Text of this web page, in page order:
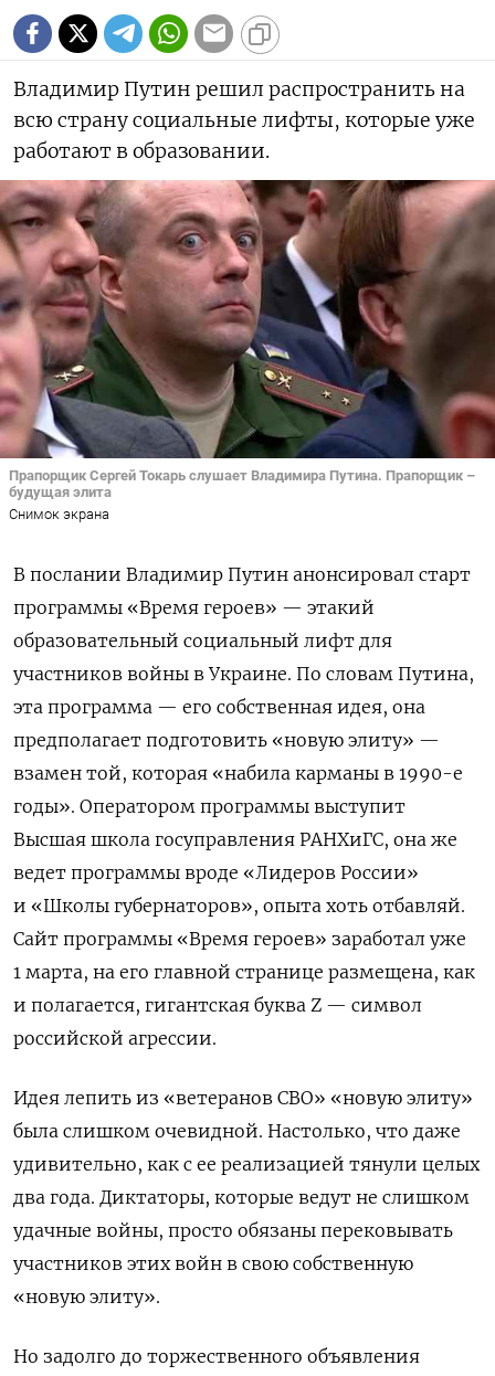
Владимир Путин решил распространить на
всю страну социальные лифты, которые уже
работают в образовании.
Прапорщик Сергей Токарь слушает Владимира Путина. Прапорщик –
будущая элита
Снимок экрана
В послании Владимир Путин анонсировал старт
программы «Время героев» — этакий
образовательный социальный лифт для
участников войны в Украине. По словам Путина,
эта программа — его собственная идея, она
предполагает подготовить «новую элиту» —
взамен той, которая «набила карманы в 1990-е
годы». Оператором программы выступит
Высшая школа госуправления РАНХиГС, она же
ведет программы вроде «Лидеров России»
и «Школы губернаторов», опыта хоть отбавляй.
Сайт программы «Время героев» заработал уже
1 марта, на его главной странице размещена, как
и полагается, гигантская буква Z — символ
российской агрессии.
Идея лепить из «ветеранов СВО» «новую элиту»
была слишком очевидной. Настолько, что даже
удивительно, как с ее реализацией тянули целых
два года. Диктаторы, которые ведут не слишком
удачные войны, просто обязаны перековывать
участников этих войн в свою собственную
«новую элиту».
Но задолго до торжественного объявления